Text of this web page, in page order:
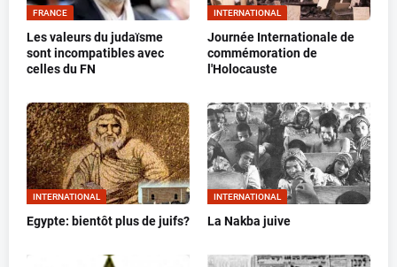
FRANCE
Les valeurs du judaïsme
sont incompatibles avec
celles du FN
INTERNATIONAL
Journée Internationale de
commémoration de
l'Holocauste
INTERNATIONAL
Egypte: bientôt plus de juifs?
INTERNATIONAL
La Nakba juive